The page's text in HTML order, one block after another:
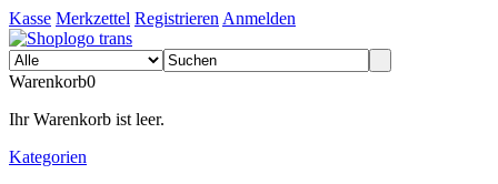
Kasse Merkzettel Registrieren Anmelden
Warenkorb0
Ihr Warenkorb ist leer.
Kategorien